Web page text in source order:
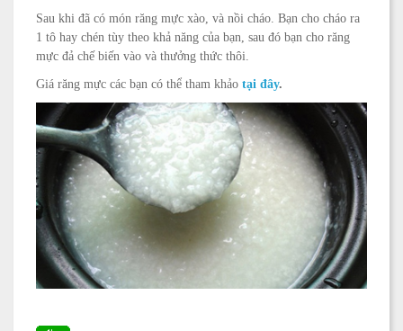
Sau khi đã có món răng mực xào, và nồi cháo. Bạn cho cháo ra
1 tô hay chén tùy theo khả năng của bạn, sau đó bạn cho răng
mực đả chế biến vào và thưởng thức thôi.
Giá răng mực các bạn có thể tham khảo tại đây.